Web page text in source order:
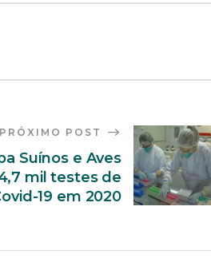
PRÓXIMO POST
Suínos e Aves
mil testes de
19 em 2020